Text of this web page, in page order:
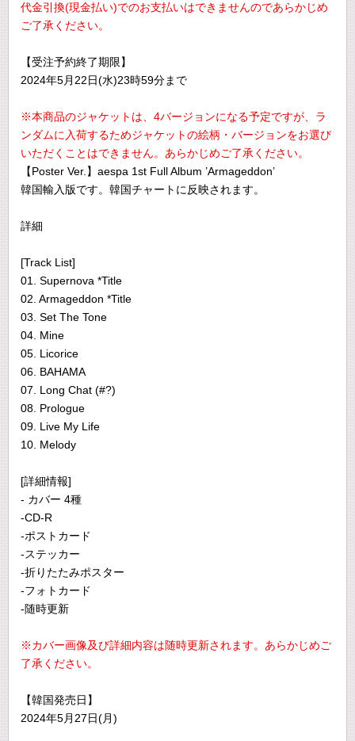
代金引換(現金払い)でのお支払いはできませんのであらかじめ
ご了承ください。
【受注予約終了期限】
2024年5月22日(水)23時59分まで
※本商品のジャケットは、4バージョンになる予定ですが、ラ
ンダムに入荷するためジャケットの絵柄・バージョンをお選び
いただくことはできません。あらかじめご了承ください。
【Poster Ver.】aespa 1st Full Album ’Armageddon’
韓国輸入版です。韓国チャートに反映されます。
詳細
[Track List]
01. Supernova *Title
02. Armageddon *Title
03. Set The Tone
04. Mine
05. Licorice
06. BAHAMA
07. Long Chat (#?)
08. Prologue
09. Live My Life
10. Melody
[詳細情報]
- カバー 4種
-CD-R
-ポストカード
-ステッカー
-折りたたみポスター
-フォトカード
-随時更新
※カバー画像及び詳細内容は随時更新されます。あらかじめご
了承ください。
【韓国発売日】
2024年5月27日(月)